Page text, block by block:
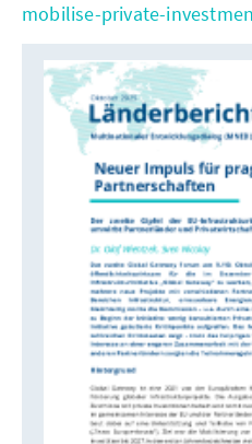
mobilise-private-